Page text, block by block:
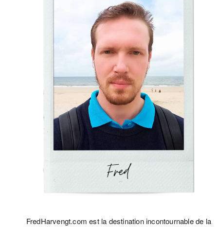
FredHarvengt.com est la destination incontournable de la